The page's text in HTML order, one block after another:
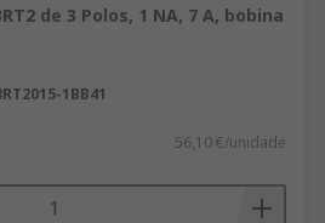
de 3 Polos, 1 NA, 7 A, bobina
1BB41
56,10 €/unidade